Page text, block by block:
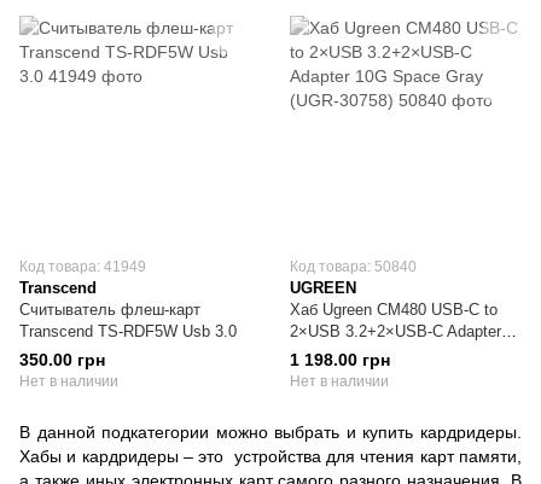
Код товара: 41949
Transcend
Считыватель флеш-карт
Transcend TS-RDF5W Usb 3.0
350.00 грн
Нет в наличии
Код товара: 50840
UGREEN
Хаб Ugreen CM480 USB-C to
2×USB 3.2+2×USB-C Adapter
10G Space Gray (UGR-30758)
1 198.00 грн
Нет в наличии
В данной подкатегории можно выбрать и купить кардридеры.
Хабы и кардридеры – это устройства для чтения карт памяти,